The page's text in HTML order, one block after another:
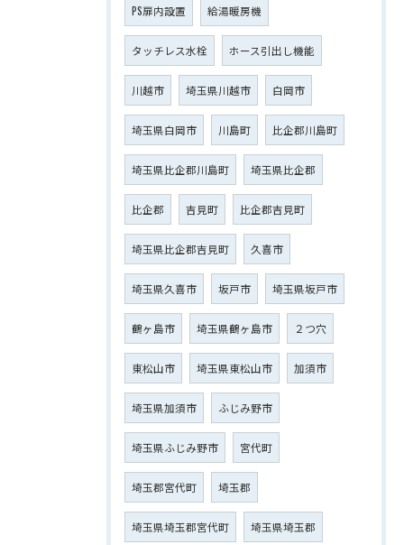
PS扉内設置 給湯暖房機
タッチレス水栓 ホース引出し機能
川越市 埼玉県川越市 白岡市
埼玉県白岡市 川島町 比企郡川島町
埼玉県比企郡川島町 埼玉県比企郡
比企郡 吉見町 比企郡吉見町
埼玉県比企郡吉見町 久喜市
埼玉県久喜市 坂戸市 埼玉県坂戸市
鶴ヶ島市 埼玉県鶴ヶ島市 ２つ穴
東松山市 埼玉県東松山市 加須市
埼玉県加須市 ふじみ野市
埼玉県ふじみ野市 宮代町
埼玉郡宮代町 埼玉郡
埼玉県埼玉郡宮代町 埼玉県埼玉郡